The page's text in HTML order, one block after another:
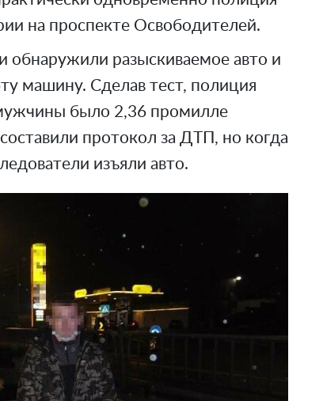
на проспекте Освободителей.
обнаружили разыскиваемое авто и
машину. Сделав тест, полиция
было 2,36 промилле
протокол за ДТП, но когда
изъяли авто.